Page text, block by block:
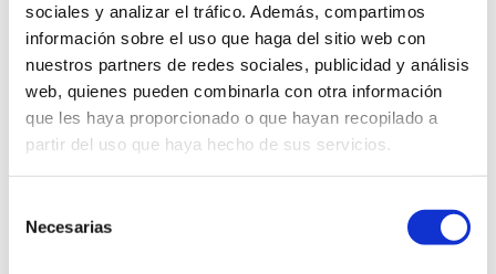
sociales y analizar el tráfico. Además, compartimos
información sobre el uso que haga del sitio web con
nuestros partners de redes sociales, publicidad y análisis
web, quienes pueden combinarla con otra información
que les haya proporcionado o que hayan recopilado a
partir del uso que haya hecho de sus servicios.
Necesarias